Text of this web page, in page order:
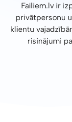
Failiem.lv ir
privātpersonu
klientu
risinājumi